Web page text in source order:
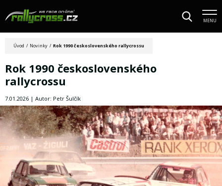
MENU
Úvod / Novinky / Rok 1990 československého rallycrossu
Rok 1990 československého
rallycrossu
7.01.2026 | Autor: Petr Šulčík